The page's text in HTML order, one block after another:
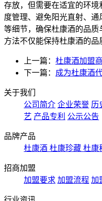
存放，但需要在适宜的环
度管理、避免阳光直射、
等细节，确保杜康酒的品
方法不仅能保持杜康酒的品
上一篇： 杜康酒加盟
下一篇： 成为杜康酒
关于我们
公司简介 企业荣誉 历
艺 产品专利 公示公告
品牌产品
杜康酒 杜康珍藏 杜康
招商加盟
加盟要求 加盟流程 加